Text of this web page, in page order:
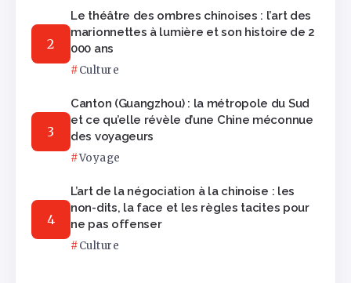
Le théâtre des ombres chinoises : l’art des
marionnettes à lumière et son histoire de 2
000 ans
Culture
Canton (Guangzhou) : la métropole du Sud
et ce qu’elle révèle d’une Chine méconnue
des voyageurs
Voyage
L’art de la négociation à la chinoise : les
non-dits, la face et les règles tacites pour
ne pas offenser
Culture